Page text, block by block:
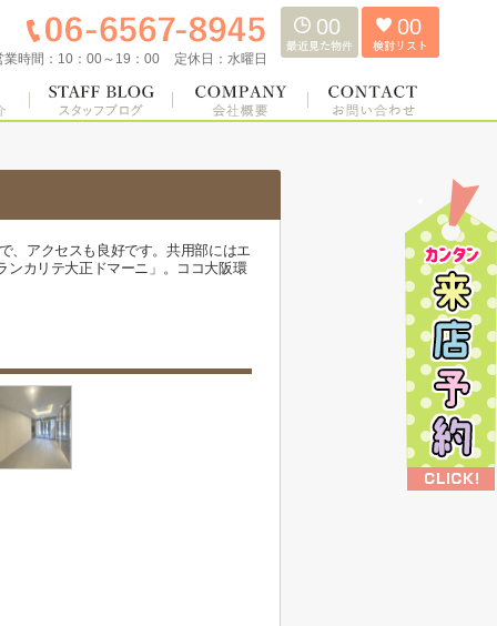
業時間： 10：00～19：00 定休日： 水曜日
00 00
、アクセスも良好です。共用部にはエ
ンカリテ大正ドマーニ」。ココ大阪環